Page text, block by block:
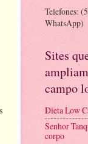
Telefones:
WhatsApp)
Sites
campo
Dieta Low
Senhor
corpo